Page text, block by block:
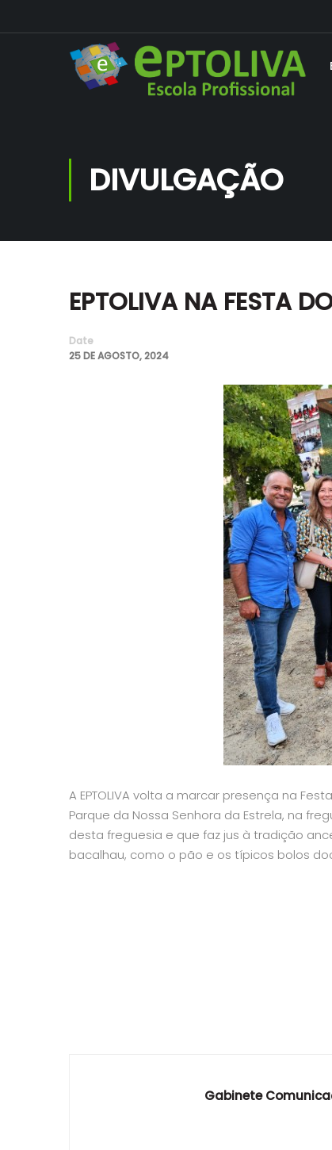
DIVULGAÇÃO
EPTOLIVA NA FESTA
Date
25 DE AGOSTO, 2024
A EPTOLIVA volta a marcar presença na
Parque da Nossa Senhora da Estrela, na
desta freguesia e que faz jus à tradição
bacalhau, como o pão e os típicos bolos
Gabinete